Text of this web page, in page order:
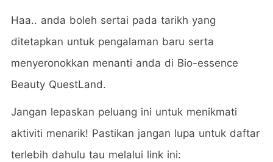
Haa.. anda boleh sertai pada tarikh yang
ditetapkan untuk pengalaman baru serta
menyeronokkan menanti anda di Bio-essence
Beauty QuestLand.
Jangan lepaskan peluang ini untuk menikmati
aktiviti menarik! Pastikan jangan lupa untuk daftar
terlebih dahulu tau melalui link ini: